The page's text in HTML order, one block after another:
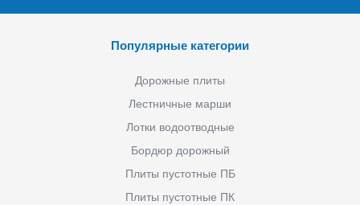
Популярные категории
Дорожные плиты
Лестничные марши
Лотки водоотводные
Бордюр дорожный
Плиты пустотные ПБ
Плиты пустотные ПК